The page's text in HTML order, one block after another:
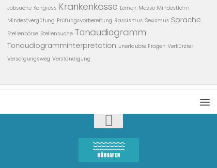
Jobsuche Kongress Krankenkasse Lernen Messe Mindestlohn
Mindestvergütung Prüfungsvorbereitung Rassismus Sexismus Sprache
Stellenbörse Stellensuche Tonaudiogramm
Tonaudiogramminterpretation unerlaubte Fragen Verkürzter
Versorgungsweg Verständigung